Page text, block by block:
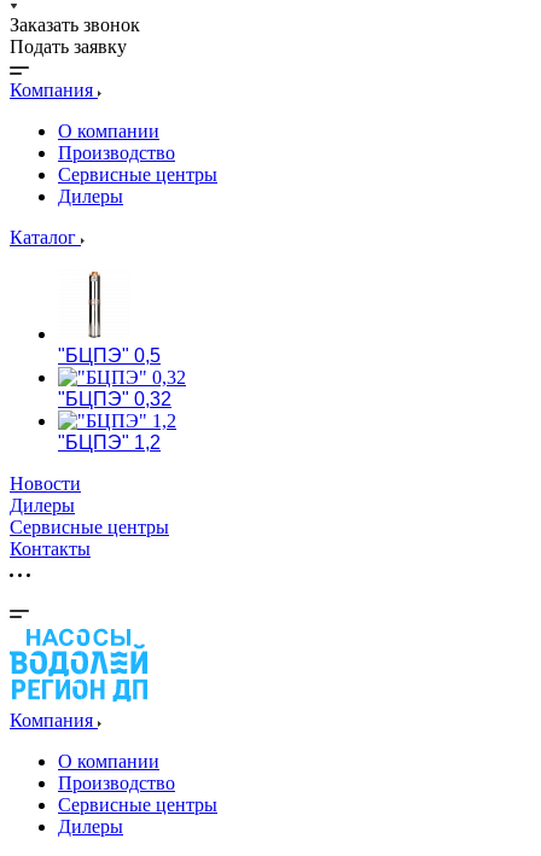
Заказать звонок
Подать заявку
Компания
О компании
Производство
Сервисные центры
Дилеры
Каталог
"БЦПЭ" 0,5
"БЦПЭ" 0,32
"БЦПЭ" 1,2
Новости
Дилеры
Сервисные центры
Контакты
Компания
О компании
Производство
Сервисные центры
Дилеры